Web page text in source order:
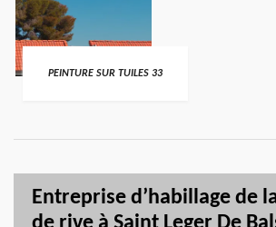
PEINTURE SUR TUILES 33
Entreprise d’habillage de